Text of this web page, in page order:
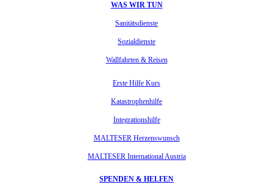
WAS WIR TUN
Sanitätsdienste
Sozialdienste
Wallfahrten & Reisen
Erste Hilfe Kurs
Katastrophenhilfe
Integrationshilfe
MALTESER Herzenswunsch
MALTESER International Austria
SPENDEN & HELFEN